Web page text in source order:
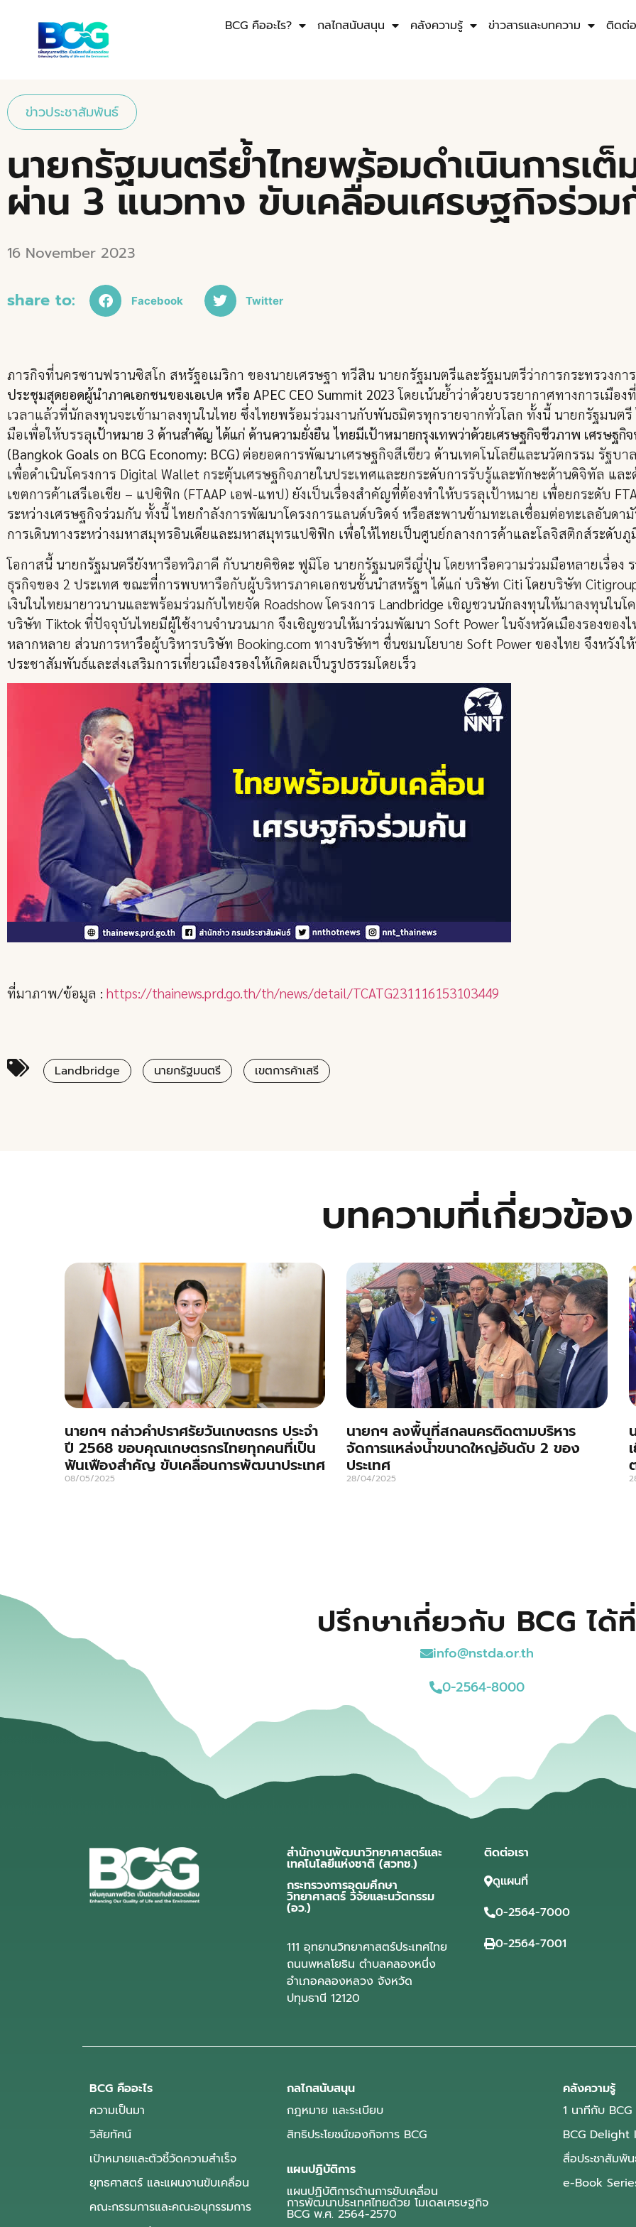
BCG คืออะไร? กลไกสนับสนุน คลังความรู้ ข่าวสารและบทความ ติดต่อ
ข่าวประชาสัมพันธ์
นายกรัฐมนตรีย้ำไทยพร้อมดำเนินการเ
ผ่าน 3 แนวทาง ขับเคลื่อนเศรษฐกิจร่วม
16 November 2023
share to: Facebook Twitter
ภารกิจที่นครซานฟรานซิสโก สหรัฐอเมริกา ของนายเศรษฐา ทวีสิน นายกรัฐมนตรีและรัฐมนตรีว่าการกระทรวงกา
ประชุมสุดยอดผู้นำภาคเอกชนของเอเปค หรือ APEC CEO Summit 2023 โดยเน้นย้ำว่าด้วยบรรยากาศทางการเมือ
เวลาแล้วที่นักลงทุนจะเข้ามาลงทุนในไทย ซึ่งไทยพร้อมร่วมงานกับพันธมิตรทุกรายจากทั่วโลก ทั้งนี้ นายกรัฐมนตรี
มือเพื่อให้บรรลุเป้าหมาย 3 ด้านสำคัญ ได้แก่ ด้านความยั่งยืน ไทยมีเป้าหมายกรุงเทพว่าด้วยเศรษฐกิจชีวภาพ เศรษฐกิ
(Bangkok Goals on BCG Economy: BCG) ต่อยอดการพัฒนาเศรษฐกิจสีเขียว ด้านเทคโนโลยีและนวัตกรรม รัฐบา
เพื่อดำเนินโครงการ Digital Wallet กระตุ้นเศรษฐกิจภายในประเทศและยกระดับการรับรู้และทักษะด้านดิจิทัล แล
เขตการค้าเสรีเอเชีย – แปซิฟิก (FTAAP เอฟ-แทป) ยังเป็นเรื่องสำคัญที่ต้องทำให้บรรลุเป้าหมาย เพื่อยกระดับ
ระหว่างเศรษฐกิจร่วมกัน ทั้งนี้ ไทยกำลังการพัฒนาโครงการแลนด์บริดจ์ หรือสะพานข้ามทะเลเชื่อมต่อทะเลอันดา
การเดินทางระหว่างมหาสมุทรอินเดียและมหาสมุทรแปซิฟิก เพื่อให้ไทยเป็นศูนย์กลางการค้าและโลจิสติกส์ระดับ
โอกาสนี้ นายกรัฐมนตรียังหารือทวิภาคี กับนายคิชิดะ ฟูมิโอ นายกรัฐมนตรีญี่ปุ่น โดยหารือความร่วมมือหลายเรื่อง
ธุรกิจของ 2 ประเทศ ขณะที่การพบหารือกับผู้บริหารภาคเอกชนชั้นนำสหรัฐฯ ได้แก่ บริษัท Citi โดยบริษัท
เงินในไทยมายาวนานและพร้อมร่วมกับไทยจัด Roadshow โครงการ Landbridge เชิญชวนนักลงทุนให้มาลงทุนใน
บริษัท Tiktok ที่ปัจจุบันไทยมีผู้ใช้งานจำนวนมาก จึงเชิญชวนให้มาร่วมพัฒนา Soft Power ในจังหวัดเมืองรองของ
หลากหลาย ส่วนการหารือผู้บริหารบริษัท Booking.com ทางบริษัทฯ ชื่นชมนโยบาย Soft Power ของไทย จึงหวังใ
ประชาสัมพันธ์และส่งเสริมการเที่ยวเมืองรองให้เกิดผลเป็นรูปธรรมโดยเร็ว
ที่มาภาพ/ข้อมูล : https://thainews.prd.go.th/th/news/detail/TCATG231116153103449
Landbridge นายกรัฐมนตรี เขตการค้าเสรี
บทความที่เกี่ยวข้อง
นายกฯ กล่าวคำปราศรัยวันเกษตรกร ประจำ
ปี 2568 ขอบคุณเกษตรกรไทยทุกคนที่เป็น
ฟันเฟืองสำคัญ ขับเคลื่อนการพัฒนาประเทศ
08/05/2025
นายกฯ ลงพื้นที่สกลนครติดตามบริหาร
จัดการแหล่งน้ำขนาดใหญ่อันดับ 2 ของ
ประเทศ
28/04/2025
ปรึกษาเกี่ยวกับ BCG ได้ที่
info@nstda.or.th
0-2564-8000
สำนักงานพัฒนาวิทยาศาสตร์และ
เทคโนโลยีแห่งชาติ (สวทช.)
กระทรวงการอุดมศึกษา
วิทยาศาสตร์ วิจัยและนวัตกรรม
(อว.)
111 อุทยานวิทยาศาสตร์ประเทศไทย
ถนนพหลโยธิน ตำบลคลองหนึ่ง
อำเภอคลองหลวง จังหวัด
ปทุมธานี 12120
ติดต่อเรา
ดูแผนที่
0-2564-7000
0-2564-7001
BCG คืออะไร
ความเป็นมา
วิสัยทัศน์
เป้าหมายและตัวชี้วัดความสำเร็จ
ยุทธศาสตร์ และแผนงานขับเคลื่อน
คณะกรรมการและคณะอนุกรรมการ
กลไกสนับสนุน
กฎหมาย และระเบียบ
สิทธิประโยชน์ของกิจการ BCG
แผนปฏิบัติการ
แผนปฏิบัติการด้านการขับเคลื่อน
การพัฒนาประเทศไทยด้วย โมเดลเศรษฐกิจ
BCG พ.ศ. 2564-2570
คลังความรู้
1 นาทีกับ BCG
BCG Delight
สื่อประชาสัมพั
e-Book